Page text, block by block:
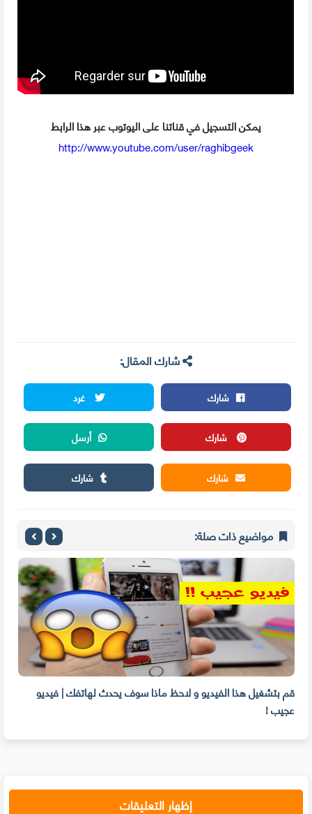
يمكن التسجيل في قناتنا على اليوتوب عبر هذا الرابط
http://www.youtube.com/user/raghibgeek
شارك المقال:
شارك
غرد
شارك
أرسل
شارك
شارك
مواضيع ذات صلة:
قم بتشغيل هذا الفيديو و لاحظ ماذا سوف يحدث لهاتفك | فيديو
عجيب !
إظهار التعليقات